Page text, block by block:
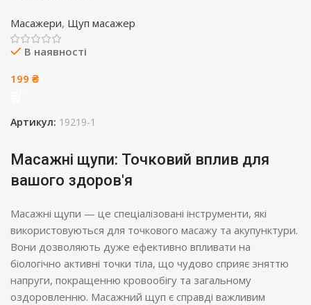
Масажери, Щуп масажер
В наявності
199 ₴
Артикул: 19219-1
Масажні щупи: Точковий вплив для
вашого здоров'я
Масажні щупи — це спеціалізовані інструменти, які
використовуються для точкового масажу та акупунктури.
Вони дозволяють дуже ефективно впливати на
біологічно активні точки тіла, що чудово сприяє зняттю
напруги, покращенню кровообігу та загальному
оздоровленню. Масажний щуп є справді важливим